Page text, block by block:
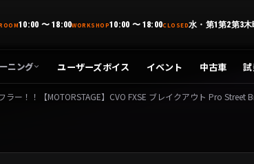
10:00 〜 18:00WORKSHOP10:00 〜 18:00CLOSED水・第1第2第3木
ニング ユーザーズボイス イベント 中古車
ー！！【MOTORSTAGE】CVO FXSE ブレイクアウト Pro Street